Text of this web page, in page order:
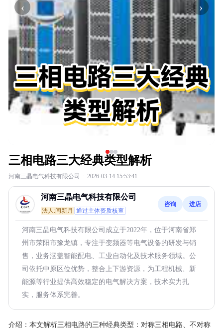
‹ ›
三相电路三大经典类型解析
河南三晶电气科技有限公司 · 2026-03-14 15:53:41
河南三晶电气科技有限公司
法人:闫新月 通过主体资质核查
咨询 进店
河南三晶电气科技有限公司成立于2022年，位于河南省郑
州市荥阳市豫龙镇，专注于变频器等电气设备的研发与销
售，业务涵盖智能配电、工业自动化及技术服务领域。公
司依托中原区位优势，整合上下游资源，为工程机械、新
能源等行业提供高效稳定的电气解决方案，技术实力扎
实，服务体系完善。
介绍： 本文解析三相电路的三种经典类型：对称三相电路、不对称